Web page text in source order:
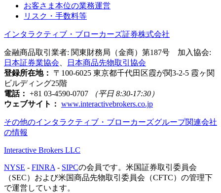
お客さま本位の業務運営
リスク・手数料等
インタラクティブ・ブローカーズ証券株式会社
金融商品取引業者: 関東財務局（金商）第187号 加入協会:
日本証券業協会
日本商品先物取引協会
登録所在地：
〒100-6025 東京都千代田区霞が関3-2-5 霞ヶ関
ビルディング25階
電話： +81 03-4590-0707
（平日 8:30-17:30）
ウェブサイト： www.interactivebrokers.co.jp
その他のインタラクティブ・ブローカーズグループ関連会社
の情報
Interactive Brokers LLC
NYSE - FINRA - SIPCの会員です。米国証券取引委員会
（SEC）および米国商品先物取引委員会（CFTC）の管理下
で運営しています。